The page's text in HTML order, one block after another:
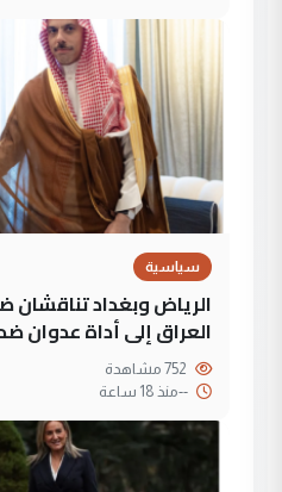
سياسية
الرياض وبغداد
العراق إلى أداة عدوان
--منذ 18 ساعة